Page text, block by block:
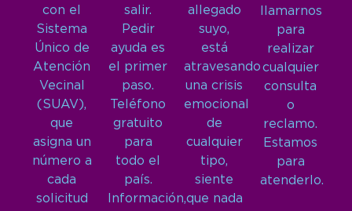
con el
Sistema
Único de
Atención
Vecinal
(SUAV),
que
asigna un
número a
cada
solicitud
salir.
Pedir
ayuda es
el primer
paso.
Teléfono
gratuito
para
todo el
país.
Información,
allegado
suyo,
está
atravesando
una crisis
emocional
de
cualquier
tipo,
siente
que nada
llamarnos
para
realizar
cualquier
consulta
o
reclamo.
Estamos
para
atenderlo.